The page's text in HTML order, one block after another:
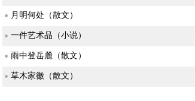
月明何处（散文）
一件艺术品（小说）
雨中登岳麓（散文）
草木家徽（散文）